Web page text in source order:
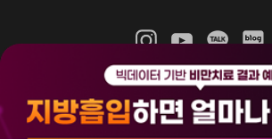
365mc 병·의원 이용약관
홈페이지 이
비급여진료수가
(주)365mcㅣ서울특별시 서초구 서초대로52길 7, 3~4